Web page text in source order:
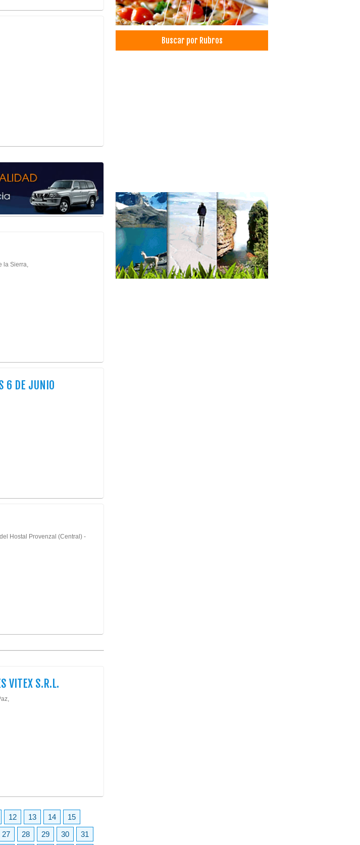
la Sierra,
6 DE JUNIO
Hostal Provenzal (Central) -
VITEX S.R.L.
12 13 14
15
27 28 29 30 31
Estética Dental
Endodoncia
Limpieza Dental
Médicos Odontólogos Pediatras
Iluminación industrial
Almacenes
Almacenaje
Bodegas
Galpones
Buses
Encomiendas
Flotas
Buscar por Rubros